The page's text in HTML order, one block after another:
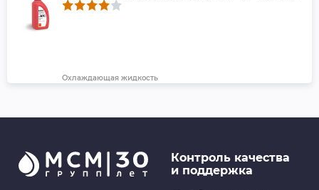
Охлаждающая жидкость
Масляные фильтры
Фильтр масляный C-809 MANN-FILTER W610/6
Контроль качества
и поддержка